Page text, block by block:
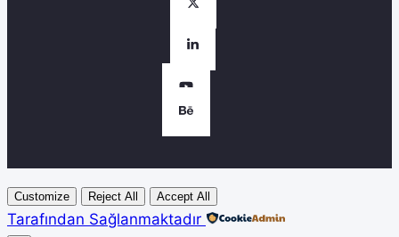
Customize Reject All Accept All
Tarafından Sağlanmaktadır